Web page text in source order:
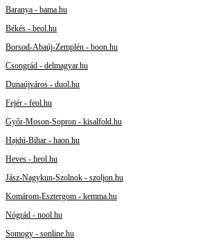
Baranya - bama.hu
Békés - beol.hu
Borsod-Abaúj-Zemplén - boon.hu
Csongrád - delmagyar.hu
Dunaújváros - duol.hu
Fejér - feol.hu
Győr-Moson-Sopron - kisalfold.hu
Hajdú-Bihar - haon.hu
Heves - heol.hu
Jász-Nagykun-Szolnok - szoljon.hu
Komárom-Esztergom - kemma.hu
Nógrád - nool.hu
Somogy - sonline.hu